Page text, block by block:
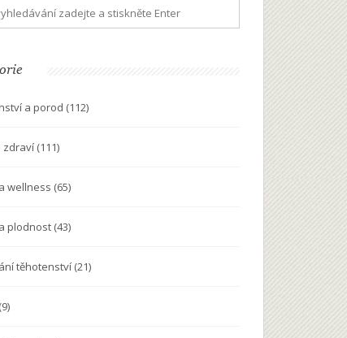
a porod (112)
zdraví (111)
wellness (65)
plodnost (43)
těhotenství (21)
(9)